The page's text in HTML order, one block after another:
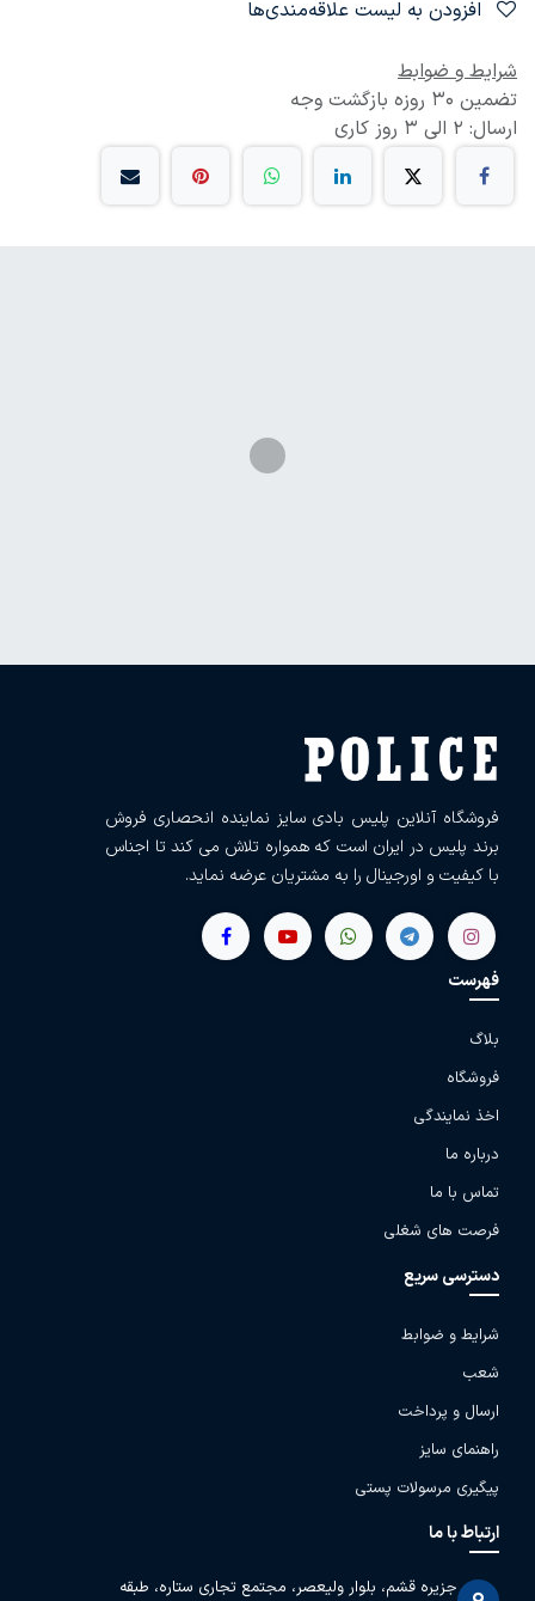
شرایط و ضوابط
تضمین 30 روزه بازگشت وجه
ارسال: 2 الی 3 روز کاری
فروشگاه آنلاین پلیس بادی سایز نماینده انحصاری فروش
برند پلیس در ایران است که همواره تلاش می کند تا اجناس
با کیفیت و اورجینال را به مشتریان عرضه نماید.
فهرست
بلاگ
فروشگاه
اخذ نمایندگی
درباره ما
تماس با ما
فرصت های شغلی
دسترسی سریع
شرایط و ضوابط
شعب
ارسال و پرداخت
راهنمای سایز
پیگیری مرسولات پستی
ارتباط با ما
جزیره قشم، بلوار ولیعصر، مجتمع تجاری ستاره، طبقه